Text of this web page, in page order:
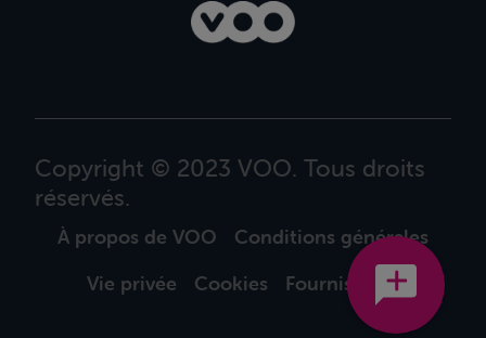
Copyright © 2023 VOO. Tous droits
réservés.
À propos de VOO
Conditions générales
Vie privée
Cookies Fournisseurs